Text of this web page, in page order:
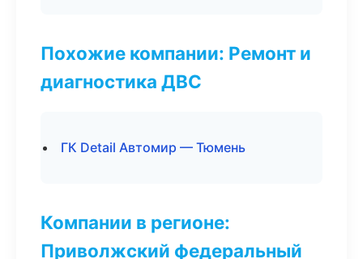
Похожие компании: Ремонт и
диагностика ДВС
ГК Detail Автомир — Тюмень
Компании в регионе:
Приволжский федеральный